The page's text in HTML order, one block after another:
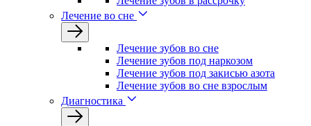
Лечение во сне
Лечение зубов во сне
Лечение зубов под наркозом
Лечение зубов под закисью азота
Лечение зубов во сне взрослым
Диагностика